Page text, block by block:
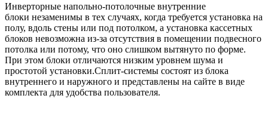
Инверторные напольно-потолочные внутренние
блоки незаменимы в тех случаях, когда требуется установка на
полу, вдоль стены или под потолком, а установка кассетных
блоков невозможна из-за отсутствия в помещении подвесного
потолка или потому, что оно слишком вытянуто по форме.
При этом блоки отличаются низким уровнем шума и
простотой установки.Сплит-системы состоят из блока
внутреннего и наружного и представлены на сайте в виде
комплекта для удобства пользователя.